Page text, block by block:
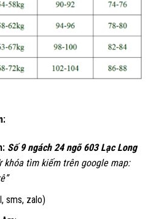
Số 9 ngách 24 ngõ 603 Lạc Long
tìm kiếm trên google map:
sms, zalo)